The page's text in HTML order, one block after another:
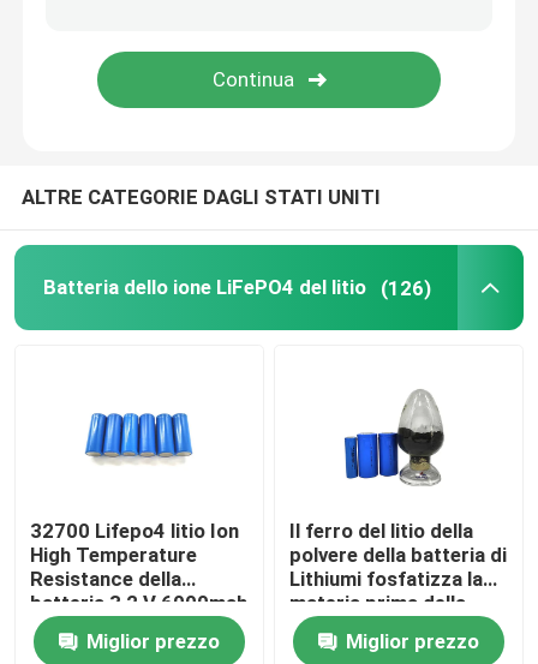
pacchetto della batteria di 48V LiFePO4
Fuori dall'invertitore ibrido solare di griglia
Centrale elettrica portatile
ALTRE CATEGORIE DAGLI STATI UNITI
Batteria dello ione LiFePO4 del litio (126)
32700 Lifepo4 litio Ion
High Temperature
Resistance della
batteria 3,2 V 6000mah
Miglior prezzo
Il ferro del litio della
polvere della batteria di
Lithiumi fosfatizza la
materia prima della
batteria al litio della
polvere LiFePO4
Miglior prezzo